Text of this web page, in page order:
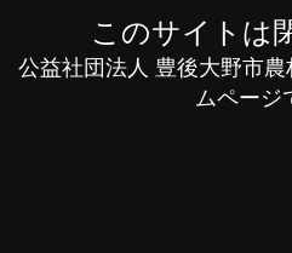
このサイトは
公益社団法人 豊後大野市
ムページ